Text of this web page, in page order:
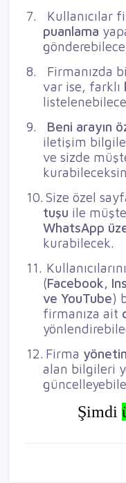
7.
Kullanıcılar
puanlama
8.
Firmanızda
var ise, farklı
9.
Beni arayın
iletişim
ve sizde
10. Size özel
tuşu ile
WhatsApp
kurabilecek.
11.
(Facebook,
ve YouTube)
firmanıza ait
12. Firma
alan bilgileri
Şimdi